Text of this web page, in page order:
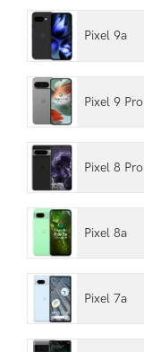
Pixel 9a
Pixel 9 Pro
Pixel 8 Pro
Pixel 8a
Pixel 7a